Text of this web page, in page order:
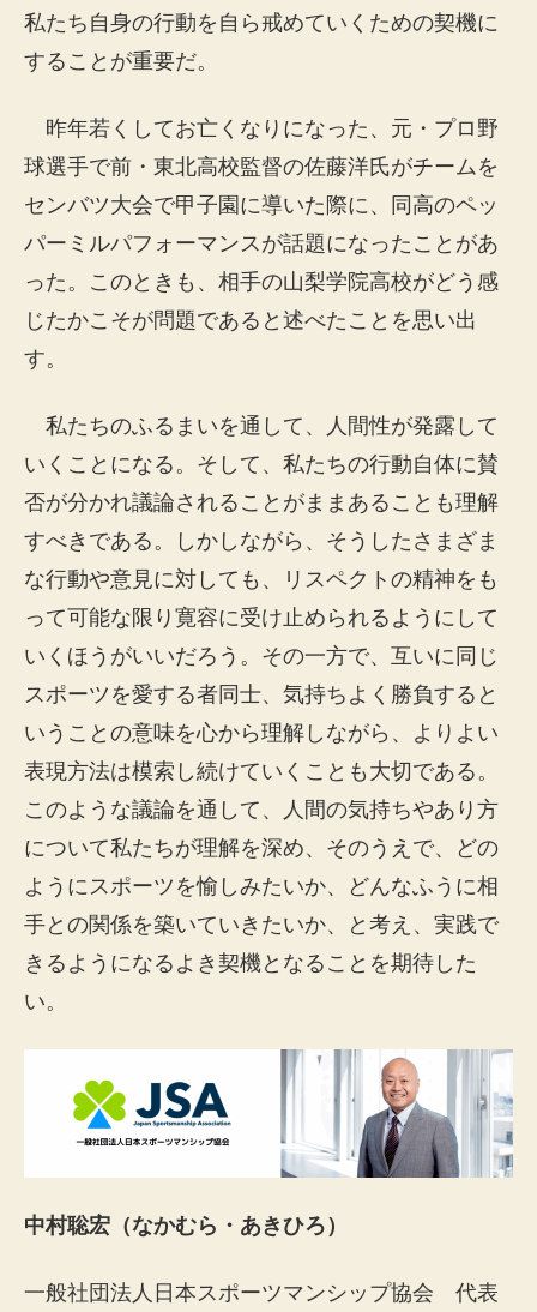
私たち自身の行動を自ら戒めていくための契機に
することが重要だ。
昨年若くしてお亡くなりになった、元・プロ野
球選手で前・東北高校監督の佐藤洋氏がチームを
センバツ大会で甲子園に導いた際に、同高のペッ
パーミルパフォーマンスが話題になったことがあ
った。このときも、相手の山梨学院高校がどう感
じたかこそが問題であると述べたことを思い出
す。
私たちのふるまいを通して、人間性が発露して
いくことになる。そして、私たちの行動自体に賛
否が分かれ議論されることがままあることも理解
すべきである。しかしながら、そうしたさまざま
な行動や意見に対しても、リスペクトの精神をも
って可能な限り寛容に受け止められるようにして
いくほうがいいだろう。その一方で、互いに同じ
スポーツを愛する者同士、気持ちよく勝負すると
いうことの意味を心から理解しながら、よりよい
表現方法は模索し続けていくことも大切である。
このような議論を通して、人間の気持ちやあり方
について私たちが理解を深め、そのうえで、どの
ようにスポーツを愉しみたいか、どんなふうに相
手との関係を築いていきたいか、と考え、実践で
きるようになるよき契機となることを期待した
い。
中村聡宏（なかむら・あきひろ）
一般社団法人日本スポーツマンシップ協会 代表